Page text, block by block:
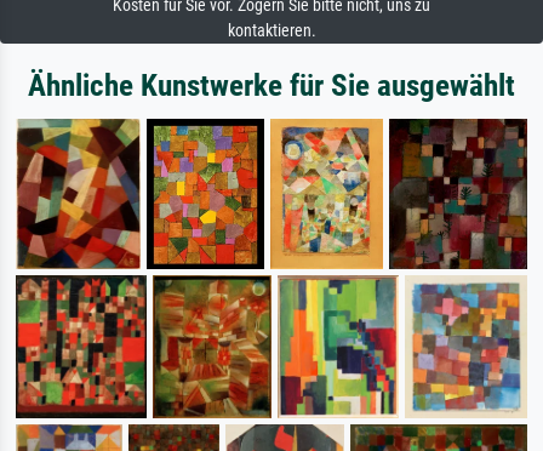
Kosten für Sie vor. Zögern Sie bitte nicht, uns zu
kontaktieren.
Ähnliche Kunstwerke für Sie ausgewählt